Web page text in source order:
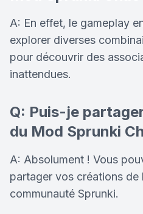
A: En effet, le gameplay
explorer diverses
pour découvrir des
inattendues.
Q: Puis-je
du Mod Sprunki
A: Absolument ! Vous
partager vos créations de
communauté Sprunki.